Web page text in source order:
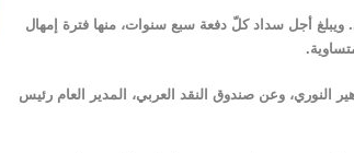
ويبلغ أجل سداد كلّ دفعة سبع سنوات، منها فترة إمهال
النوري، وعن صندوق النقد العربي، المدير العام رئيس